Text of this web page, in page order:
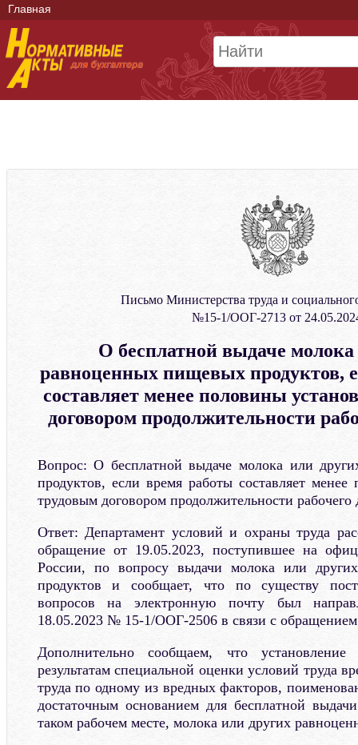
Главная
Письмо Министерства труда и
№15-1/ООГ-2713 от
О бесплатной выдаче
равноценных пищевых продуктов,
составляет менее половины
договором продолжительности
Вопрос: О бесплатной выдаче молока или
продуктов, если время работы составляет
трудовым договором продолжительности
Ответ: Департамент условий и охраны труда
обращение от 19.05.2023, поступившее на
России, по вопросу выдачи молока или
продуктов и сообщает, что по существу
вопросов на электронную почту был
18.05.2023 № 15-1/ООГ-2506 в связи с
Дополнительно сообщаем, что
результатам специальной оценки условий труда
труда по одному из вредных факторов,
достаточным основанием для бесплатной
таком рабочем месте, молока или других